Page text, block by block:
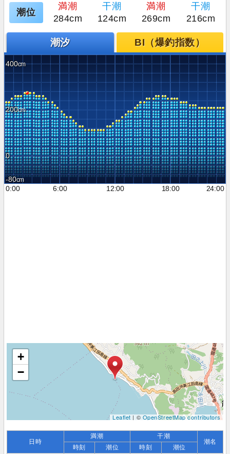
潮位
満潮 干潮 満潮
干潮
284cm
124cm 269cm 216cm
潮汐 BI（爆釣指数）
400
200
0
-80
0:00
6:00 12:00 18:00 24:00
+
−
Leaflet| ©OpenStreetMap contributors
日時
満潮 干潮
潮名
時刻 潮位 時刻
潮位